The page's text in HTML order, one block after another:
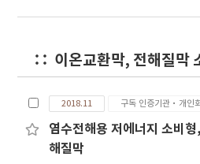
서는 여전히 환경 보전 및 수
에 난항을 겪고 있다. 이에 발
에서 재이용하고 오염원은
폐수 무방류 배출시설의 도입
이온교환막, 전해질막
2018.11 구독 인증기관·개인
염수전해용 저에너지 소비
해질막